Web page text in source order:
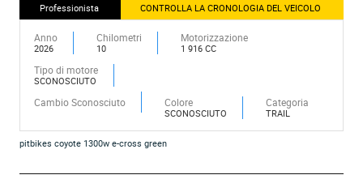
Professionista CONTROLLA LA CRONOLOGIA DEL VEICOLO
Anno
2026
Chilometri
10
Motorizzazione
1 916 CC
Tipo di motore
SCONOSCIUTO
Cambio Sconosciuto Colore
SCONOSCIUTO
Categoria
TRAIL
pitbikes coyote 1300w e-cross green